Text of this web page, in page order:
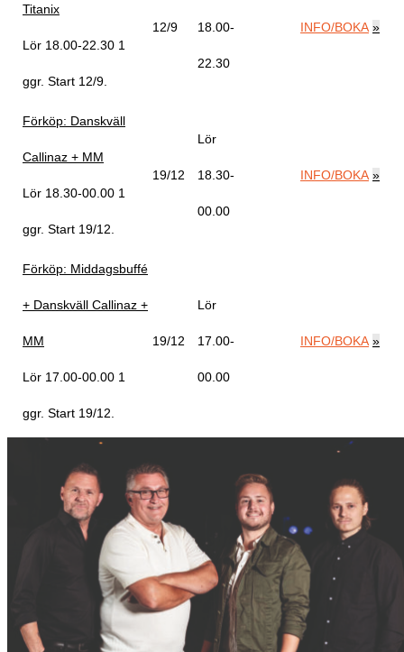
Titanix
Lör 18.00-22.30 1
ggr. Start 12/9.
12/9 18.00-
22.30
INFO/BOKA »
Förköp: Danskväll
Callinaz + MM
Lör 18.30-00.00 1
ggr. Start 19/12.
19/12
Lör
18.30-
00.00
INFO/BOKA »
Förköp: Middagsbuffé
+ Danskväll Callinaz +
MM
Lör 17.00-00.00 1
ggr. Start 19/12.
19/12
Lör
17.00-
00.00
INFO/BOKA »